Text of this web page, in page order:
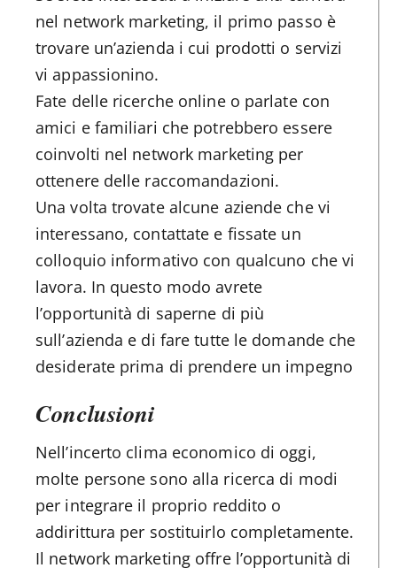
nel network marketing, il primo passo è
trovare un’azienda i cui prodotti o servizi
vi appassionino.
Fate delle ricerche online o parlate con
amici e familiari che potrebbero essere
coinvolti nel network marketing per
ottenere delle raccomandazioni.
Una volta trovate alcune aziende che vi
interessano, contattate e fissate un
colloquio informativo con qualcuno che vi
lavora. In questo modo avrete
l’opportunità di saperne di più
sull’azienda e di fare tutte le domande che
desiderate prima di prendere un impegno
Conclusioni
Nell’incerto clima economico di oggi,
molte persone sono alla ricerca di modi
per integrare il proprio reddito o
addirittura per sostituirlo completamente.
Il network marketing offre l’opportunità di